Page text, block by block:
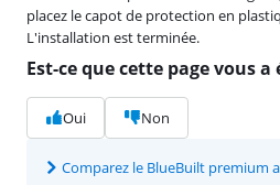
placez le capot de protection en
L'installation est terminée.
Est-ce que cette page vous a
Oui Non
Comparez le BlueBuilt premium